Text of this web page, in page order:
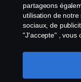
partageons
utilisation de
sociaux, de
"J'accepte" , vous
Vous pouvez
sur "Paramètres